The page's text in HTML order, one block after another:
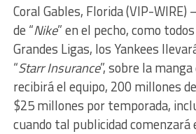
Coral Gables, Florida (VIP-WIRE)
de “Nike” en el pecho, como
Grandes Ligas, los Yankees
“Starr Insurance”, sobre la
recibirá el equipo, 200 millones
$25 millones por temporada,
cuando tal publicidad comenzará